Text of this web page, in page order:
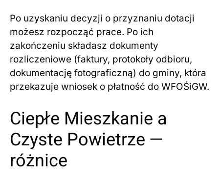
Po uzyskaniu decyzji o przyznaniu dotacji
możesz rozpocząć prace. Po ich
zakończeniu składasz dokumenty
rozliczeniowe (faktury, protokoły odbioru,
dokumentację fotograficzną) do gminy, która
przekazuje wniosek o płatność do WFOŚiGW.
Ciepłe Mieszkanie a
Czyste Powietrze —
różnice